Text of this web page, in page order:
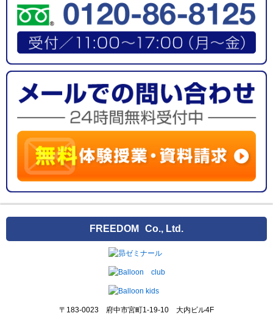
FREEDOM Co., Ltd.
〒183-0023 府中市宮町1-19-10 大内ビル4F